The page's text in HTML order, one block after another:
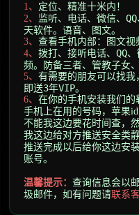
1、 定位、精准十米内！
2、 监听、电话、微信、
天软件。语音、图文。
3、查看手机内部：图文视
4、拨打、接听电话、QQ
频。防备三者、管教子女
5、有需要的朋友可以找
即送3年VIP。
6、在你的手机安装我们
手机上在用的号码，苹果
不能我这边要花时间查，
我这边给对方推送安全类
推送完成以后给你这边安
账号。
温馨提示：查询信息会以
圾邮件，如有问题请联系